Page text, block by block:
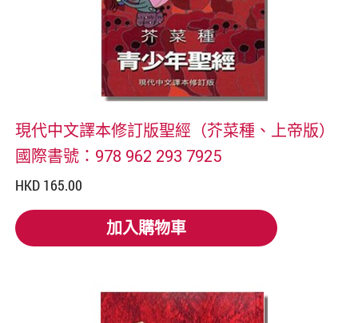
現代中文譯本修訂版聖經（芥菜種、上帝版）
國際書號：978 962 293 7925
HKD 165.00
加入購物車
加入購物車